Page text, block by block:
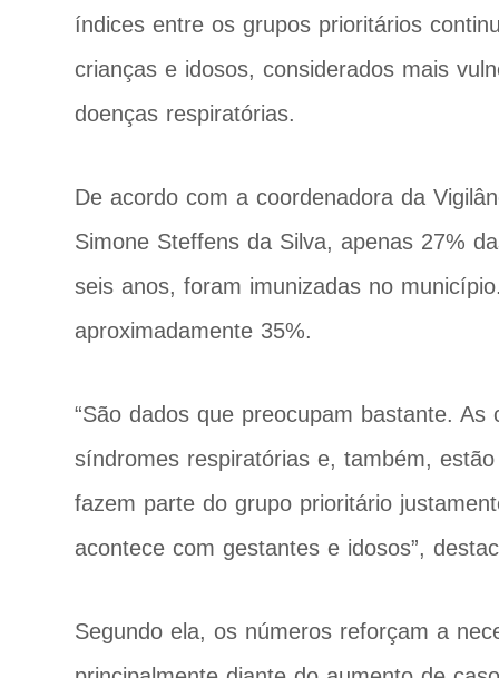
índices entre os grupos prioritários
crianças e idosos, considerados mais
doenças respiratórias.
De acordo com a coordenadora da
Simone Steffens da Silva, apenas 27%
seis anos, foram imunizadas no
aproximadamente 35%.
“São dados que preocupam bastante.
síndromes respiratórias e, também,
fazem parte do grupo prioritário
acontece com gestantes e idosos”,
Segundo ela, os números reforçam a